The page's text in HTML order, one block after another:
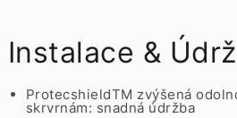
Instalace &
ProtecshieldTM zvýšená
skrvrnám: snadná údržba